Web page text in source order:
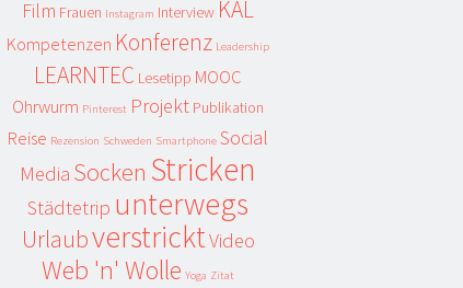
Film Frauen Instagram Interview KAL
Kompetenzen Konferenz Leadership
LEARNTEC Lesetipp MOOC
Ohrwurm Pinterest Projekt Publikation
Reise Rezension Schweden Smartphone Social
Media Socken Stricken
Städtetrip unterwegs
UrlaubverstricktVideo
Web 'n' Wolle Yoga Zitat